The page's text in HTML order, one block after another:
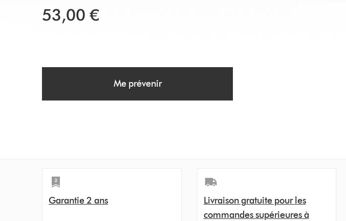
53,00 €
Me prévenir
Garantie 2 ans
Livraison gratuite pour les
commandes supérieures à